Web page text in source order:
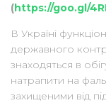
(https://goo.gl/
В Україні
державного
знаходяться в
натрапити на
захищеними від